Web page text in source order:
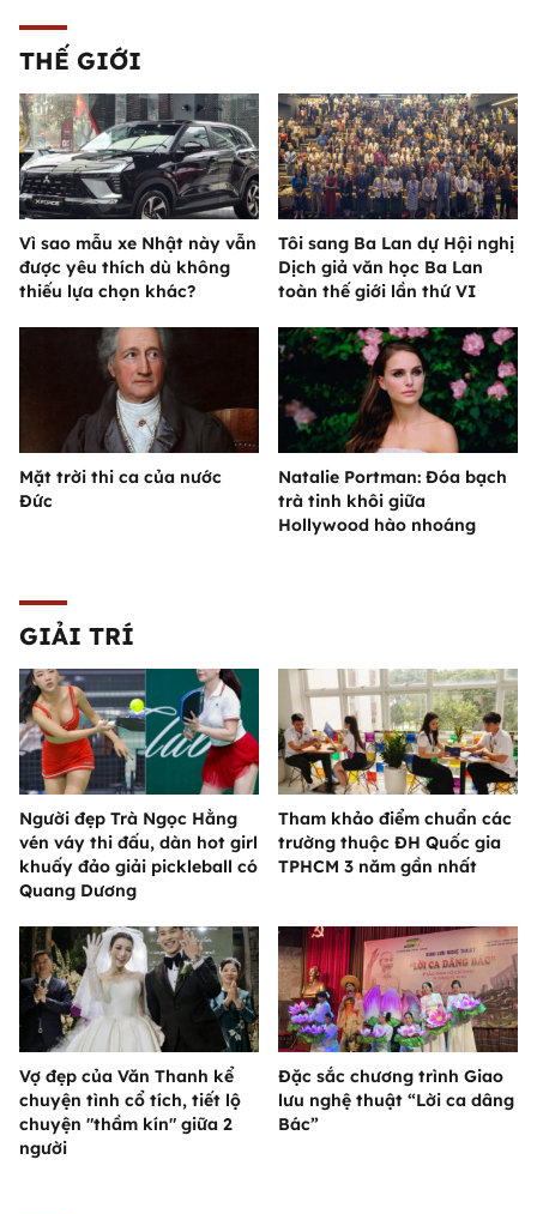
THẾ GIỚI
Vì sao mẫu xe Nhật này vẫn
được yêu thích dù không
thiếu lựa chọn khác?
Tôi sang Ba Lan dự Hội nghị
Dịch giả văn học Ba Lan
toàn thế giới lần thứ VI
Mặt trời thi ca của nước
Đức
Natalie Portman: Đóa bạch
trà tinh khôi giữa
Hollywood hào nhoáng
GIẢI TRÍ
Người đẹp Trà Ngọc Hằng
vén váy thi đấu, dàn hot girl
khuấy đảo giải pickleball có
Quang Dương
Tham khảo điểm chuẩn các
trường thuộc ĐH Quốc gia
TPHCM 3 năm gần nhất
Vợ đẹp của Văn Thanh kể
chuyện tình cổ tích, tiết lộ
chuyện "thầm kín" giữa 2
người
Đặc sắc chương trình Giao
lưu nghệ thuật “Lời ca dâng
Bác”